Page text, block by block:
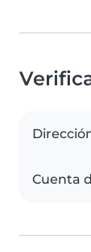
Cuenta